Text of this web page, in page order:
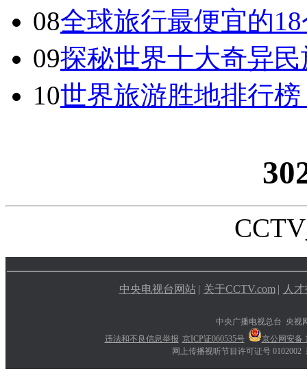
08全球旅行最便宜的
09探秘世界十大奇异
10世界旅游胜地排行
中央电视台网站 | 关于CCTV.com | 人
中央广播电视总台 央视
违法和不良信息举报 京ICP证060535号
京公网安备
网上传播视听节目许可证号 0102002